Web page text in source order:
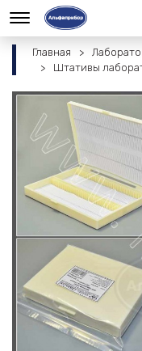
Главная
Штативы